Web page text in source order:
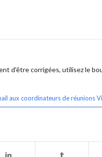
d'être corrigées, utilisez le
aux coordinateurs de réunions